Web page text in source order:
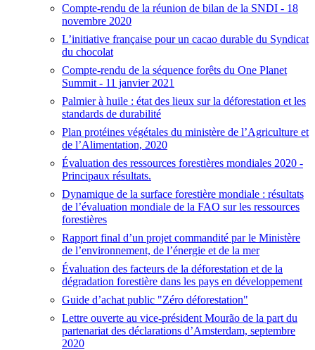
Compte-rendu de la réunion de bilan de la SNDI - 18
novembre 2020
L’initiative française pour un cacao durable du Syndicat
du chocolat
Compte-rendu de la séquence forêts du One Planet
Summit - 11 janvier 2021
Palmier à huile : état des lieux sur la déforestation et les
standards de durabilité
Plan protéines végétales du ministère de l’Agriculture et
de l’Alimentation, 2020
Évaluation des ressources forestières mondiales 2020 -
Principaux résultats.
Dynamique de la surface forestière mondiale : résultats
de l’évaluation mondiale de la FAO sur les ressources
forestières
Rapport final d’un projet commandité par le Ministère
de l’environnement, de l’énergie et de la mer
Évaluation des facteurs de la déforestation et de la
dégradation forestière dans les pays en développement
Guide d’achat public "Zéro déforestation"
Lettre ouverte au vice-président Mourão de la part du
partenariat des déclarations d’Amsterdam, septembre
2020